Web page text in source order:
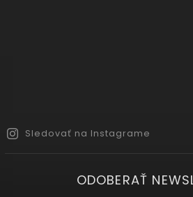
Sledovať na Instagrame
ODOBERAŤ